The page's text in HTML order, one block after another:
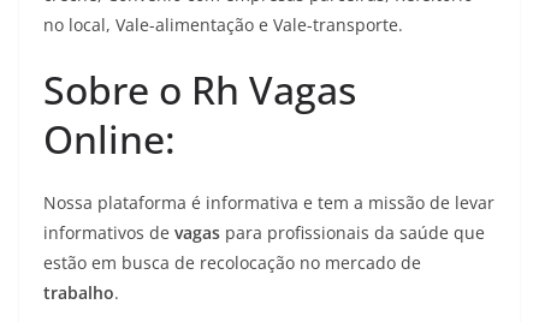
no local, Vale-alimentação e Vale-transporte.
Sobre o Rh Vagas
Online:
Nossa plataforma é informativa e tem a missão de levar
informativos de vagas para profissionais da saúde que
estão em busca de recolocação no mercado de
trabalho.